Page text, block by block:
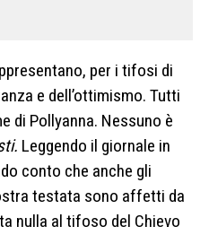
per i tifosi di
e dell’ottimismo. Tutti
di Pollyanna. Nessuno è
Leggendo il giornale in
conto che anche gli
testata sono affetti da
nulla al tifoso del Chievo